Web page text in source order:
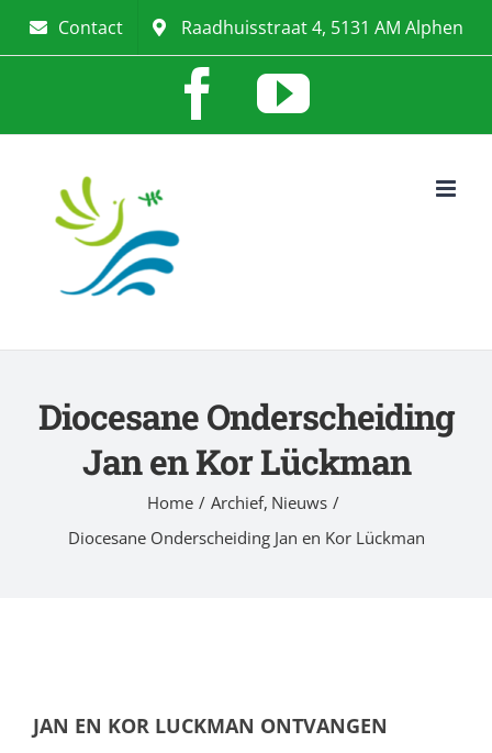
naar
Contact Raadhuisstraat 4, 5131 AM Alphen
Facebook
Diocesane Onderscheiding
Jan en Kor Lückman
Home Archief Nieuws
Diocesane Onderscheiding Jan en Kor Lückman
JAN EN KOR LUCKMAN ONTVANGEN